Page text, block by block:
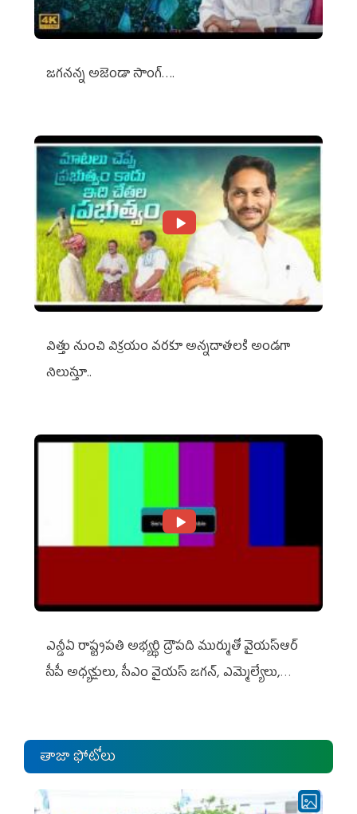
జగనన్న అజెండా సాంగ్….
విత్తు నుంచి విక్రయం వరకూ అన్నదాతలకి అండగా
నిలుస్తూ..
ఎన్డీఏ రాష్ట్ర‌ప‌తి అభ్య‌ర్థి ద్రౌప‌ది ముర్ముతో వైయ‌స్ఆర్
సీపీ అధ్య‌క్షులు, సీఎం వైయ‌స్ జ‌గ‌న్, ఎమ్మెల్యేలు,
తాజా ఫోటోలు